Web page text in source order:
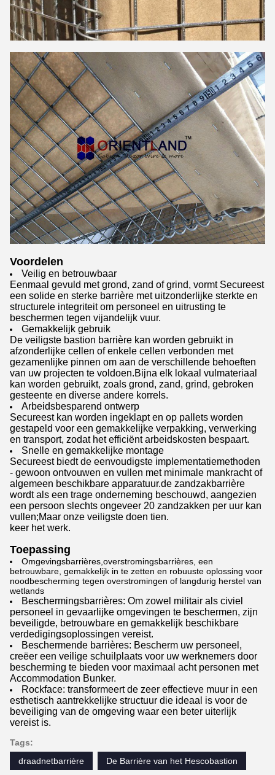
Voordelen
Veilig en betrouwbaar
Eenmaal gevuld met grond, zand of grind, vormt Secureest
een solide en sterke barrière met uitzonderlijke sterkte en
structurele integriteit om personeel en uitrusting te
beschermen tegen vijandelijk vuur.
Gemakkelijk gebruik
De veiligste bastion barrière kan worden gebruikt in
afzonderlijke cellen of enkele cellen verbonden met
gezamenlijke pinnen om aan de verschillende behoeften
van uw projecten te voldoen.Bijna elk lokaal vulmateriaal
kan worden gebruikt, zoals grond, zand, grind, gebroken
gesteente en diverse andere korrels.
Arbeidsbesparend ontwerp
Secureest kan worden ingeklapt en op pallets worden
gestapeld voor een gemakkelijke verpakking, verwerking
en transport, zodat het efficiënt arbeidskosten bespaart.
Snelle en gemakkelijke montage
Secureest biedt de eenvoudigste implementatiemethoden
- gewoon ontvouwen en vullen met minimale mankracht of
algemeen beschikbare apparatuur.de zandzakbarrière
wordt als een trage onderneming beschouwd, aangezien
een persoon slechts ongeveer 20 zandzakken per uur kan
vullen;Maar onze veiligste doen tien.
keer het werk.
Toepassing
Omgevingsbarrières,overstromingsbarrières, een
betrouwbare, gemakkelijk in te zetten en robuuste oplossing voor
noodbescherming tegen overstromingen of langdurig herstel van
wetlands
Beschermingsbarrières: Om zowel militair als civiel
personeel in gevaarlijke omgevingen te beschermen, zijn
beveiligde, betrouwbare en gemakkelijk beschikbare
verdedigingsoplossingen vereist.
Beschermende barrières: Bescherm uw personeel,
creëer een veilige schuilplaats voor uw werknemers door
bescherming te bieden voor maximaal acht personen met
Accommodation Bunker.
Rockface: transformeert de zeer effectieve muur in een
esthetisch aantrekkelijke structuur die ideaal is voor de
beveiliging van de omgeving waar een beter uiterlijk
vereist is.
Tags:
draadnetbarrière
De Barrière van het Hescobastion